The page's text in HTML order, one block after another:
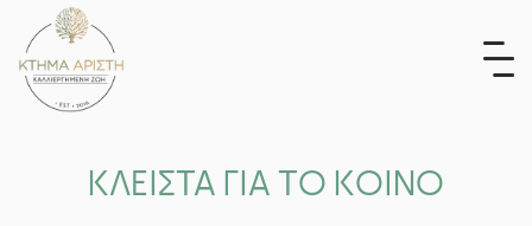
content
ΚΛΕΙΣΤΑ ΓΙΑ ΤΟ ΚΟΙΝΟ